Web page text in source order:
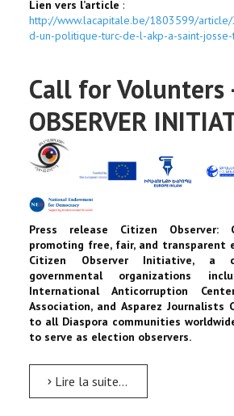
Lien vers l’article :
http://www.lacapitale.be/1803599/
d-un-politique-turc-de-l-akp-a-saint-
Call for Volunters
OBSERVER
Press release Citizen Observer:
promoting free, fair, and transparent
Citizen Observer Initiative, a
governmental organizations
International Anticorruption
Association, and Asparez Journalists
to all Diaspora communities
to serve as election observers.
Lire la suite...